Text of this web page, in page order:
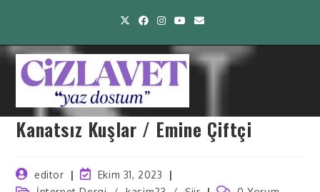
Kanatsız Kuşlar / Emine Çiftçi
editor
Ekim 31, 2023